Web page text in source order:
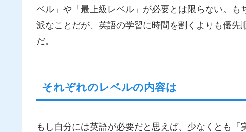
ベル」や「最上級レベル」が必要とは限らない。
派なことだが、英語の学習に時間を割くよりも優
だ。
それぞれのレベルの内容は
もし自分には英語が必要だと思えば、少なくとも